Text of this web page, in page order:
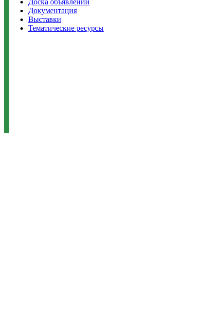
Доска объявлений
Документация
Выставки
Тематические ресурсы